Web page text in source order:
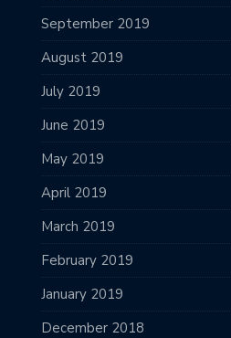
September 2019
August 2019
July 2019
June 2019
May 2019
April 2019
March 2019
February 2019
January 2019
December 2018